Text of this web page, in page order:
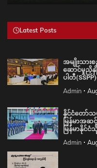
Latest Posts
အမျိုးသားစ
ဆောင်မှုညှိနှို
ပါတီ
Admin
နိုင်ငံတော်သ
မြန်မာအ
မြန်မာနိုင်
Admin